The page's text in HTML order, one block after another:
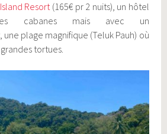
Resort(165€ pr 2 nuits), un hôtel
cabanes mais avec un
plage magnifique (Teluk Pauh) où
tortues.